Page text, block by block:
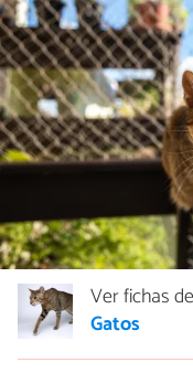
Ver fichas de
Gatos